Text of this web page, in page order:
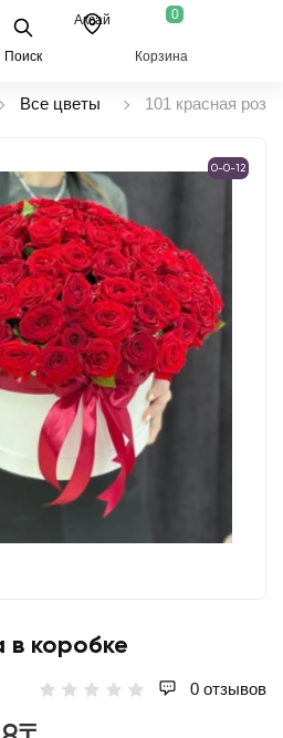
Поиск
Аксай 0
Корзина
Все цветы 101 красная роза
0-0-12
в коробке
0 отзывов